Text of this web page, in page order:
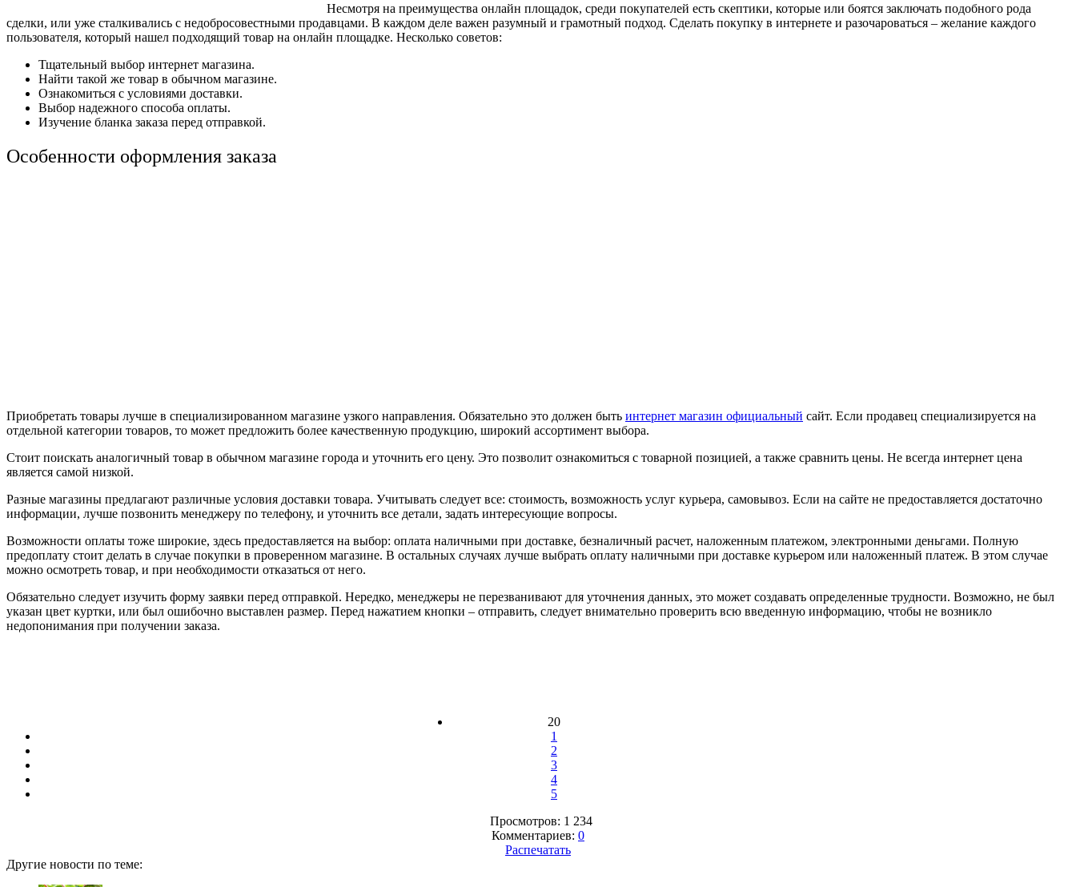
Несмотря на преимущества онлайн площадок, среди покупателей есть скептики, которые или боятся заключать подобного рода
сделки, или уже сталкивались с недобросовестными продавцами. В каждом деле важен разумный и грамотный подход. Сделать покупку в интернете и разочароваться – желание каждого
пользователя, который нашел подходящий товар на онлайн площадке. Несколько советов:
Тщательный выбор интернет магазина.
Найти такой же товар в обычном магазине.
Ознакомиться с условиями доставки.
Выбор надежного способа оплаты.
Изучение бланка заказа перед отправкой.
Особенности оформления заказа
Приобретать товары лучше в специализированном магазине узкого направления. Обязательно это должен быть интернет магазин официальный сайт. Если продавец специализируется на
отдельной категории товаров, то может предложить более качественную продукцию, широкий ассортимент выбора.
Стоит поискать аналогичный товар в обычном магазине города и уточнить его цену. Это позволит ознакомиться с товарной позицией, а также сравнить цены. Не всегда интернет цена
является самой низкой.
Разные магазины предлагают различные условия доставки товара. Учитывать следует все: стоимость, возможность услуг курьера, самовывоз. Если на сайте не предоставляется достаточно
информации, лучше позвонить менеджеру по телефону, и уточнить все детали, задать интересующие вопросы.
Возможности оплаты тоже широкие, здесь предоставляется на выбор: оплата наличными при доставке, безналичный расчет, наложенным платежом, электронными деньгами. Полную
предоплату стоит делать в случае покупки в проверенном магазине. В остальных случаях лучше выбрать оплату наличными при доставке курьером или наложенный платеж. В этом случае
можно осмотреть товар, и при необходимости отказаться от него.
Обязательно следует изучить форму заявки перед отправкой. Нередко, менеджеры не перезванивают для уточнения данных, это может создавать определенные трудности. Возможно, не был
указан цвет куртки, или был ошибочно выставлен размер. Перед нажатием кнопки – отправить, следует внимательно проверить всю введенную информацию, чтобы не возникло
недопонимания при получении заказа.
20
1
2
3
4
5
Просмотров: 1 234
Комментариев: 0
Распечатать
Другие новости по теме: